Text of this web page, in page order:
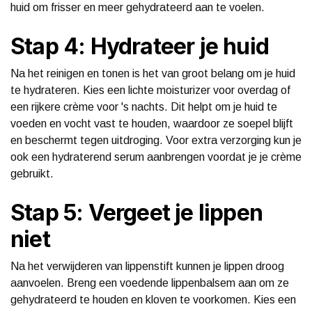
huid om frisser en meer gehydrateerd aan te voelen.
Stap 4: Hydrateer je huid
Na het reinigen en tonen is het van groot belang om je huid
te hydrateren. Kies een lichte moisturizer voor overdag of
een rijkere crème voor 's nachts. Dit helpt om je huid te
voeden en vocht vast te houden, waardoor ze soepel blijft
en beschermt tegen uitdroging. Voor extra verzorging kun je
ook een hydraterend serum aanbrengen voordat je je crème
gebruikt.
Stap 5: Vergeet je lippen
niet
Na het verwijderen van lippenstift kunnen je lippen droog
aanvoelen. Breng een voedende lippenbalsem aan om ze
gehydrateerd te houden en kloven te voorkomen. Kies een